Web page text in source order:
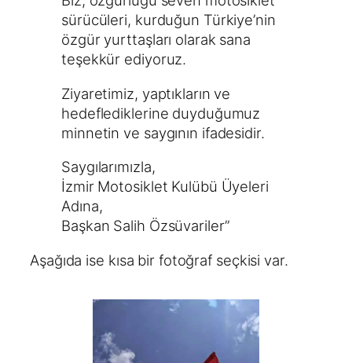
sürücüleri, kurduğun Türkiye’nin
özgür yurttaşları olarak sana
teşekkür ediyoruz.
Ziyaretimiz, yaptıkların ve
hedeflediklerine duyduğumuz
minnetin ve saygının ifadesidir.
Saygılarımızla,
İzmir Motosiklet Kulübü Üyeleri
Adına,
Başkan Salih Özsüvariler”
Aşağıda ise kısa bir fotoğraf seçkisi var.